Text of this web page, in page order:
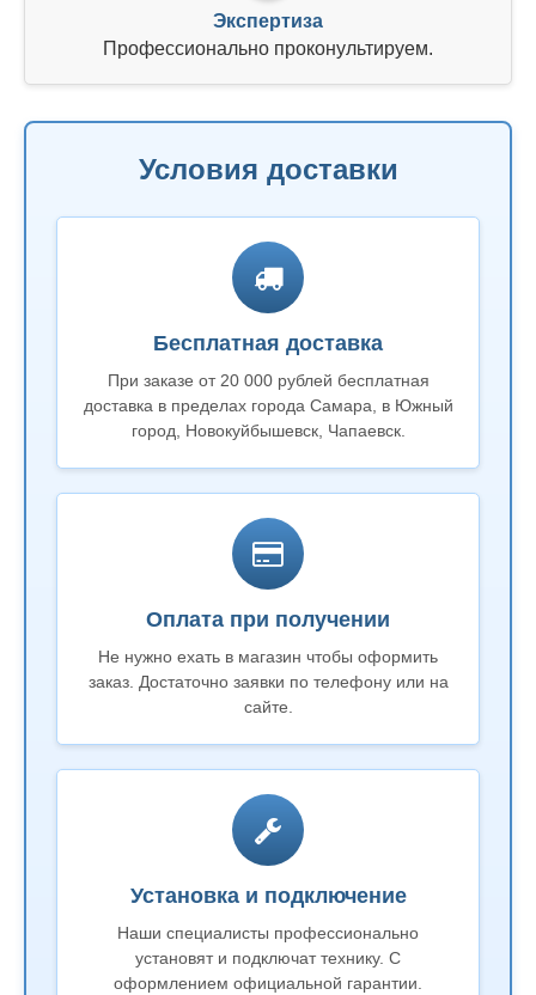
Экспертиза
Профессионально проконультируем.
Условия доставки
Бесплатная доставка
При заказе от 20 000 рублей бесплатная
доставка в пределах города Самара, в Южный
город, Новокуйбышевск, Чапаевск.
Оплата при получении
Не нужно ехать в магазин чтобы оформить
заказ. Достаточно заявки по телефону или на
сайте.
Установка и подключение
Наши специалисты профессионально
установят и подключат технику. С
оформлением официальной гарантии.